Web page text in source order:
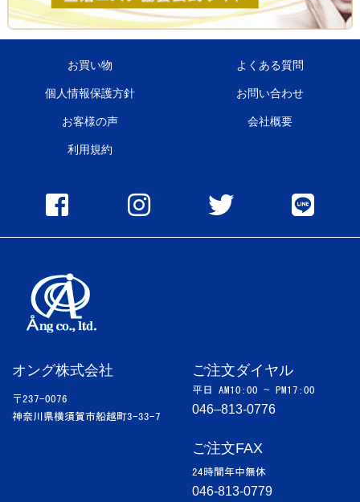
お買い物 よくある質問
個人情報保護方針 お問い合わせ
お客様の声 会社概要
利用規約
オング株式会社
〒237-0076
神奈川県横須賀市船越町3-33-7
ご注文ダイヤル
平日 AM10:00 ~ PM17:00
046–813-0776
ご注文FAX
24時間年中無休
046-813-0779